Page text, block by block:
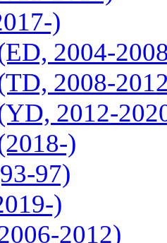
)
2004-
2008-
2012-
)
97)
)
2012)